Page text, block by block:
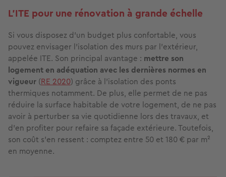
L’ITE pour une rénovation à grande échelle
Si vous disposez d’un budget plus confortable, vous
pouvez envisager l’isolation des murs par l’extérieur,
appelée ITE. Son principal avantage : mettre son
logement en adéquation avec les dernières normes en
vigueur (RE 2020) grâce à l’isolation des ponts
thermiques notamment. De plus, elle permet de ne pas
réduire la surface habitable de votre logement, de ne pas
avoir à perturber sa vie quotidienne lors des travaux, et
d’en profiter pour refaire sa façade extérieure. Toutefois,
son coût s’en ressent : comptez entre 50 et 180 € par m²
en moyenne.